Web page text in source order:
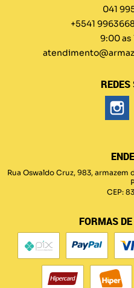
041
+5541
9:00 as
Rua Oswaldo Cruz, 983, armazem
CEP:
FORMAS